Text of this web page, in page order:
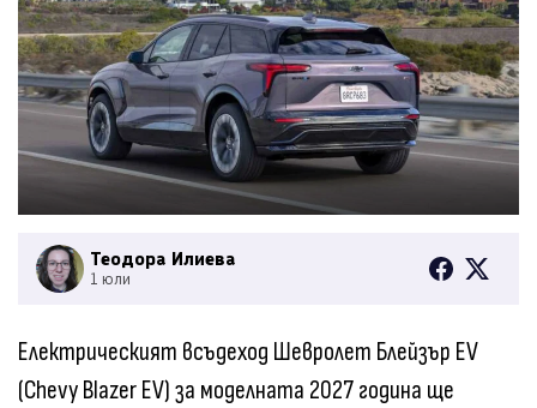
Теодора Илиева
1 юли
Електрическият всъдеход Шевролет Блейзър EV
(Chevy Blazer EV) за моделната 2027 година ще